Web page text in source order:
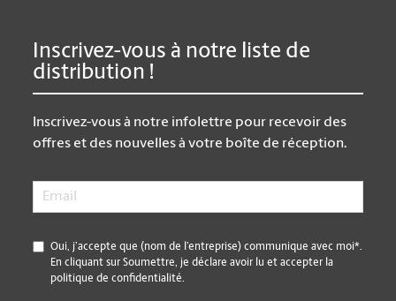
Inscrivez-vous à notre liste de
distribution !
Inscrivez-vous à notre infolettre pour recevoir des
offres et des nouvelles à votre boîte de réception.
Email
*
Oui, j’accepte que (nom de l’entreprise) communique avec moi*.
En cliquant sur Soumettre, je déclare avoir lu et accepter la
politique de confidentialité.